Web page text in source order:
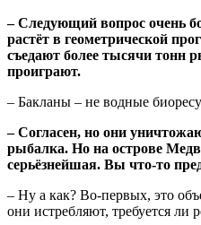
– Следующий вопрос очень
растёт в геометрической
съедают более тысячи тонн
проиграют.
– Бакланы – не водные
– Согласен, но они
рыбалка. Но на острове
серьёзнейшая. Вы что-то
– Ну а как? Во-первых, это
они истребляют, требуется ли